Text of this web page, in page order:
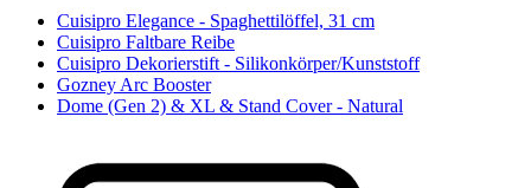
Cuisipro Elegance - Spaghettilöffel, 31 cm
Cuisipro Faltbare Reibe
Cuisipro Dekorierstift - Silikonkörper/Kunststoff
Gozney Arc Booster
Dome (Gen 2) & XL & Stand Cover - Natural